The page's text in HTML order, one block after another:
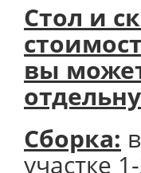
Стол и
вы
Сборка:
участке